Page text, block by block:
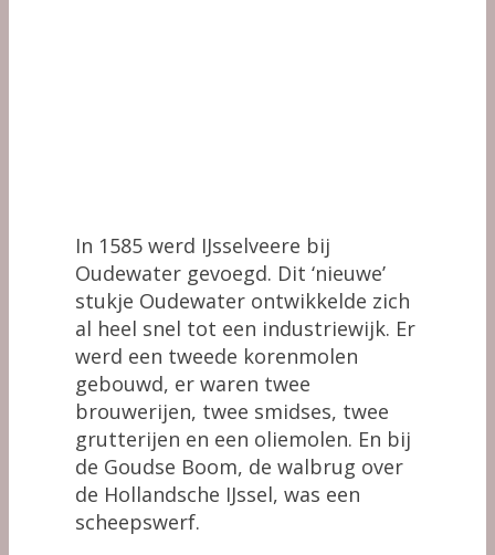
In 1585 werd IJsselveere bij
Oudewater gevoegd. Dit ‘nieuwe’
stukje Oudewater ontwikkelde zich
al heel snel tot een industriewijk. Er
werd een tweede korenmolen
gebouwd, er waren twee
brouwerijen, twee smidses, twee
grutterijen en een oliemolen. En bij
de Goudse Boom, de walbrug over
de Hollandsche IJssel, was een
scheepswerf.